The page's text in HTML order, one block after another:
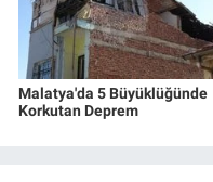
Malatya'da 5 Büyüklüğünde
Korkutan Deprem